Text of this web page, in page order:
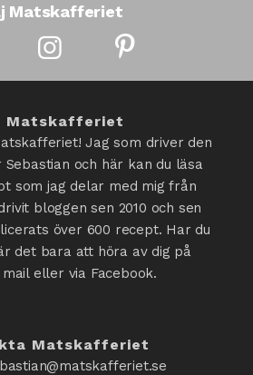
Matskafferiet
Matskafferiet
Jag som driver den
och här kan du läsa
som jag delar med mig från
bloggen sen 2010 och sen
över 600 recept. Har du
det bara att höra av dig på
eller via Facebook.
Matskafferiet